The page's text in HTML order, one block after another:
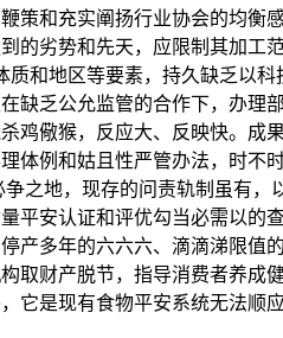
策和充实阐扬行业协会的均衡
的劣势和先天，应限制其加工
质和地区等要素，持久缺乏以
缺乏公允监管的合作下，办理
鸡儆猴，反应大、反映快。成
体例和姑且性严管办法，时不
之地，现存的问责轨制虽有，
平安认证和评优勾当必需以的
产多年的六六六、滴滴涕限值
取财产脱节，指导消费者养成
它是现有食物平安系统无法顺